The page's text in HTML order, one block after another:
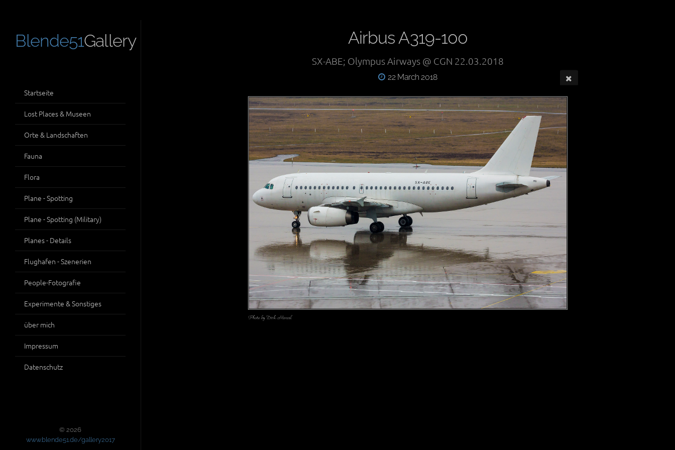
Blende51Gallery
Startseite
Lost Places & Museen
Orte & Landschaften
Fauna
Flora
Plane - Spotting
Plane - Spotting (Military)
Planes - Details
Flughafen - Szenerien
People-Fotografie
Experimente & Sonstiges
über mich
Impressum
Datenschutz
© 2026
www.blende51.de/gallery2017
Airbus A319-100
SX-ABE; Olympus Airways @ CGN 22.03.2018
22 March 2018